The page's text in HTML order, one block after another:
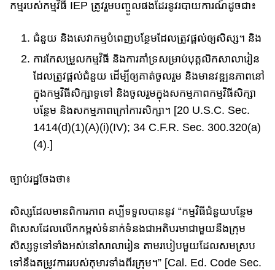
កម្មរបស់កម្មវិធី​ IEP ត្រូវរួមបញ្ចូលផងដែរនូវរបាយការណ៍​ដូចជា​​៖
ជំនួយ និងសេវាកម្មបំពេញ​បន្ថែមដែលត្រូវផ្ដល់ឲ្យសិស្ស។ និង
ការកែសម្រួល​​កម្មវិធី និងការគាំទ្រ​សម្រាប់​បុគ្គលិកសាលារៀន​
ដែល​ត្រូវផ្ដល់ជំនួយ​ ដើម្បី​ឲ្យគាត់​ចូលរួម និង​មានវឌ្ឍនភាពនៅ
ក្នុងកម្មវិធីសិ​ក្សា​ទូទៅ និងចូលរួមក្នុងសកម្មភាពកម្មវិធីសិក្សា
បន្ថែម និងសកម្មភាព​ក្រៅ​ការសិក្សា​​។ [20 U.S.C. Sec.
1414(d)(1)(A)(i)(IV); 34 C.F.R. Sec. 300.320(a)
(4).]
ច្បាប់រដ្ឋចែងថា៖
សិស្សដែលមានពិការភាព គប្បីទទួលបាន​នូវ “កម្មវិធីជំនួយបន្ថែម
ពិសេសដែល​លើក​កម្ពស់​ទំនាក់​ទំនង​ជា​អតិបរមាជាមួយនឹងក្រុម
សិស្ស​​ទូទៅទាំង​អស់​នៅ​សាលា​​​រៀន​ តាមរបៀបមួយ​ដែល​សមស្រប​
ទៅនឹង​តម្រូវ​ការ​របស់កុមារ​ទាំង​ពីរ​ក្រុម​​​​។” [Cal. Ed. Code Sec.